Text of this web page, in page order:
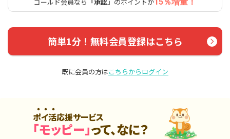
簡単1分！無料会員登録はこちら
既に会員の方はこちらからログイン
ポイ活応援サービス
「モッピー」って、なに？